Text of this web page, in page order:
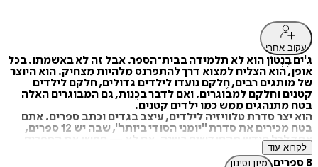
עקוב אחרי
גִ'ים בֶּנְטוֹן הוא לא תלמידה בבית־הספר. אבל זה לא באשמתו. בכל
אופן, הוא הצליח למצוא דרך להתפרנס מלהיות מצחיק. הוא היוצר
של מותגים רבים, חֶלקם נועדו לילדים גדולים, חלקם לילדים
קטנים וחלקם למבוגרים. ואם לדבר בכֵנות, גם המבוגרים האלה
בטח מתנהגים ממש כמו ילדים קטנים.
הוא יצר סִדרת טלוויזיה לילדים, עיצב בגדים וכתב ספרים. אתם
בטח מכירים את סדרת "יומני הסודי ביותר", שבה יש 12 ספרים,
אחד לכל חודש מהחודשים בשנה. אם לא — חפשו את הספרים
בסדרה הזאת שראתה אור בעברית בהוצאת "מטר".
ג'ים בנטון גר במישיגֶן שבארצות־הברית עם אשתו וילדיו
לקרוא עוד
8 ספרים מיון וסינון